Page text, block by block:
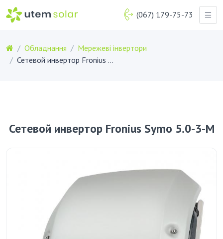
(067) 179-75-73
Обладнання
Мережеві інвертори
Сетевой инвертор Fronius Symo 5.0-3-M
Сетевой инвертор Fronius Symo 5.0-3-M